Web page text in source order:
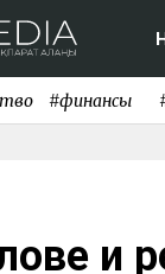
#финансы
и